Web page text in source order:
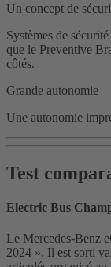
Un concept de
Systèmes de
que le Preventive
côtés.
Grande autonomie
Une autonomie
Test
Electric Bus
Le Mercedes‑Benz
2024 ». Il est sorti